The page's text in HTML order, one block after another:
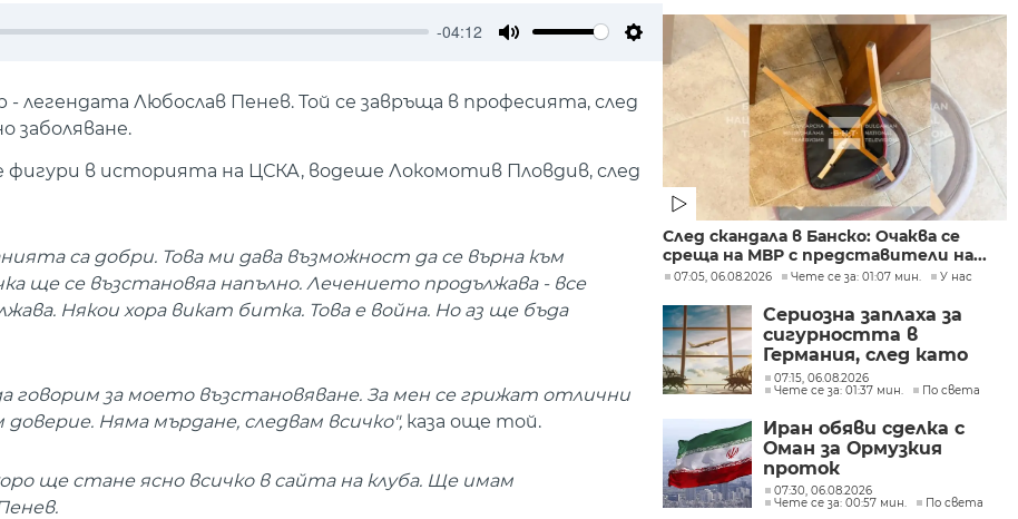
-04:12
Settings
Любослав Пенев. Той се завръща в професията, след
заболяване.
фигури в историята на ЦСКА, водеше Локомотив Пловдив, след
са добри. Това ми дава възможност да се върна към
ще се възстановяа напълно. Лечението продължава - все
Някои хора викат битка. Това е война. Но аз ще бъда
говорим за моето възстановяване. За мен се грижат отлични
Няма мърдане, следвам всичко", каза още той.
ще стане ясно всичко в сайта на клуба. Ще имам
След скандала в Банско: Очаква се
среща на МВР с представители на...
07:05, 06.08.2026 Чете се за: 01:07 мин. У нас
Сериозна заплаха за
сигурността в
Германия, след като
дрон беше намерен на
летището в Лайпциг
07:15, 06.08.2026
Чете се за: 01:37 мин.
По света
Иран обяви сделка с
Оман за Ормузкия
проток
07:30, 06.08.2026
Чете се за: 00:57 мин.
По света